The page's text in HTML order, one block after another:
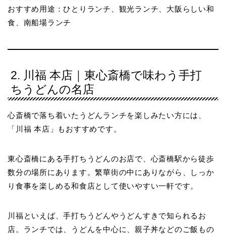
おすすめ用途：ひとりランチ、観光ランチ、大阪らしい和
食、南船場ランチ
2. 川福 本店｜東心斎橋で味わう手打
ちうどんの名店
心斎橋で落ち着いたうどんランチを楽しみたい方には、
「川福 本店」もおすすめです。
東心斎橋にある手打ちうどんのお店で、心斎橋駅から徒歩
数分の場所にあります。繁華街の中にありながら、しっか
り食事を楽しめる和食店として使いやすい一軒です。
川福といえば、手打ちうどんやうどんすきで知られるお
店。ランチでは、うどんを中心に、親子丼などのご飯もの